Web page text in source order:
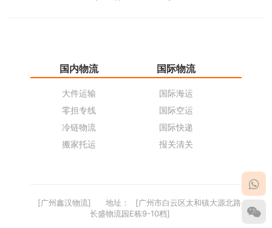
国内物流
大件运输
零担专线
冷链物流
搬家托运
国际物流
国际海运
国际空运
国际快递
报关清关
[广州鑫汉物流] 地址：
[广州市白云区太和镇大源北路
长盛物流园E栋9-10档]